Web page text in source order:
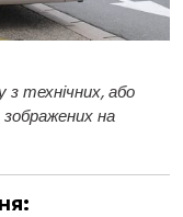
з технічних, або
на